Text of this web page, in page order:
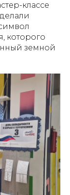
классе
которого
земной